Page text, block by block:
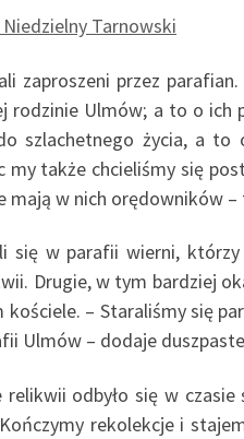
Niedzielny Tarnowski
zaproszeni przez
rodzinie Ulmów; a to o
szlachetnego życia, a
my także chcieliśmy się
mają w nich orędowników
się w parafii wierni,
Drugie, w tym bardziej
– Staraliśmy się
Ulmów – dodaje
relikwii odbyło się w
rekolekcje i